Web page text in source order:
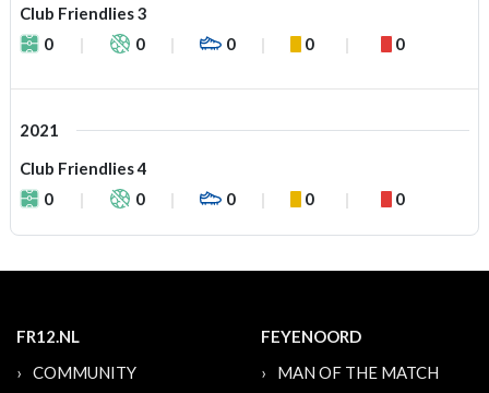
Club Friendlies 3
0
0 0 0 0
2021
Club Friendlies 4
0
0 0 0 0
FR12.NL
COMMUNITY
FEYENOORD
MAN OF THE MATCH